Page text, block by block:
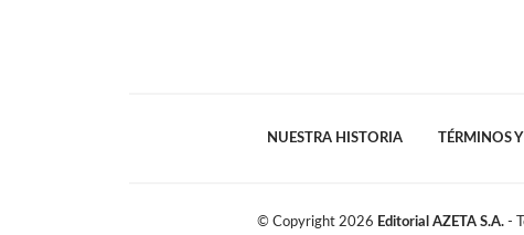
NUESTRA HISTORIA TÉRMINOS
© Copyright 2026 Editorial AZETA S.A. -